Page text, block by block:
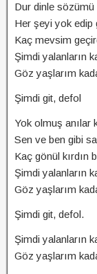
Dur dinle sözümü
Her şeyi yok edip
Kaç mevsim
Şimdi yalanların
Göz yaşlarım
Şimdi git, defol
Yok olmuş anılar
Sen ve ben gibi
Kaç gönül kırdın
Şimdi yalanların
Göz yaşlarım
Şimdi git, defol.
Şimdi yalanların
Göz yaşlarım